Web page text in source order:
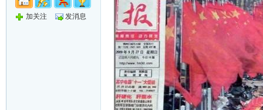
加关注 发消息